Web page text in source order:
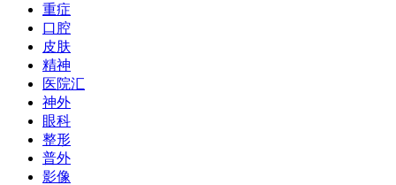
重症
口腔
皮肤
精神
医院汇
神外
眼科
整形
普外
影像